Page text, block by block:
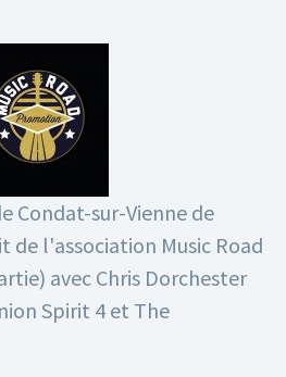
Condat-sur-Vienne de
de l'association Music Road
avec Chris Dorchester
Spirit 4 et The